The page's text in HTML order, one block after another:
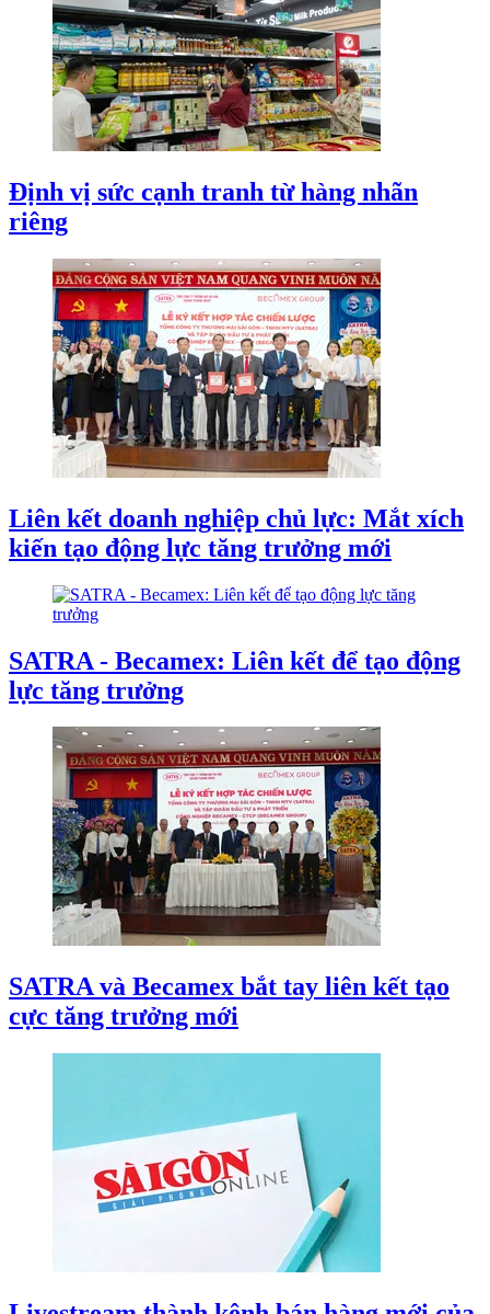
Định vị sức cạnh tranh từ hàng nhãn
riêng
Liên kết doanh nghiệp chủ lực: Mắt xích
kiến tạo động lực tăng trưởng mới
SATRA - Becamex: Liên kết để tạo động
lực tăng trưởng
SATRA và Becamex bắt tay liên kết tạo
cực tăng trưởng mới